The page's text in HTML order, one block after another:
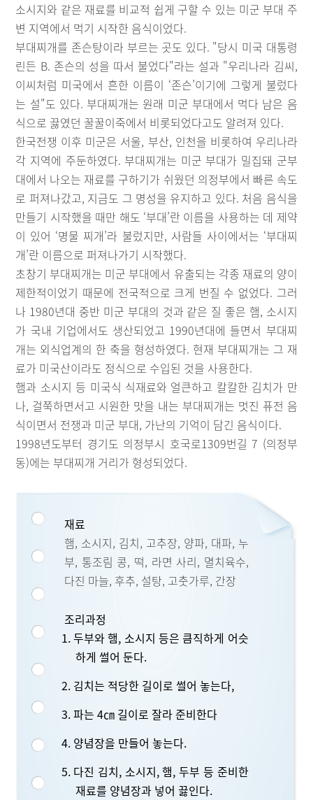
소시지와 같은 재료를 비교적 쉽게 구할 수 있는 미군 부대 주
변 지역에서 먹기 시작한 음식이었다.
부대찌개를 존슨탕이라 부르는 곳도 있다. "당시 미국 대통령
린든 B. 존슨의 성을 따서 불었다"라는 설과 "우리나라 김씨,
이씨처럼 미국에서 흔한 이름이 ‘존슨’이기에 그렇게 불렀다
는 설"도 있다. 부대찌개는 원래 미군 부대에서 먹다 남은 음
식으로 끓였던 꿀꿀이죽에서 비롯되었다고도 알려져 있다.
한국전쟁 이후 미군은 서울, 부산, 인천을 비롯하여 우리나라
각 지역에 주둔하였다. 부대찌개는 미군 부대가 밀집돼 군부
대에서 나오는 재료를 구하기가 쉬웠던 의정부에서 빠른 속도
로 퍼져나갔고, 지금도 그 명성을 유지하고 있다. 처음 음식을
만들기 시작했을 때만 해도 ‘부대’란 이름을 사용하는 데 제약
이 있어 ‘명물 찌개’라 불렀지만, 사람들 사이에서는 ‘부대찌
개’란 이름으로 퍼져나가기 시작했다.
초창기 부대찌개는 미군 부대에서 유출되는 각종 재료의 양이
제한적이었기 때문에 전국적으로 크게 번질 수 없었다. 그러
나 1980년대 중반 미군 부대의 것과 같은 질 좋은 햄, 소시지
가 국내 기업에서도 생산되었고 1990년대에 들면서 부대찌
개는 외식업계의 한 축을 형성하였다. 현재 부대찌개는 그 재
료가 미국산이라도 정식으로 수입된 것을 사용한다.
햄과 소시지 등 미국식 식재료와 얼큰하고 칼칼한 김치가 만
나, 걸쭉하면서고 시원한 맛을 내는 부대찌개는 멋진 퓨전 음
식이면서 전쟁과 미군 부대, 가난의 기억이 담긴 음식이다.
1998년도부터 경기도 의정부시 호국로1309번길 7 (의정부
동)에는 부대찌개 거리가 형성되었다.
재료
햄, 소시지, 김치, 고추장, 양파, 대파, 두
부, 통조림 콩, 떡, 라면 사리, 멸치육수,
다진 마늘, 후추, 설탕, 고춧가루, 간장
조리과정
1. 두부와 햄, 소시지 등은 큼직하게 어슷
하게 썰어 둔다.
2. 김치는 적당한 길이로 썰어 놓는다,
3. 파는 4㎝ 길이로 잘라 준비한다
4. 양념장을 만들어 놓는다.
5. 다진 김치, 소시지, 햄, 두부 등 준비한
재료를 양념장과 넣어 끓인다.